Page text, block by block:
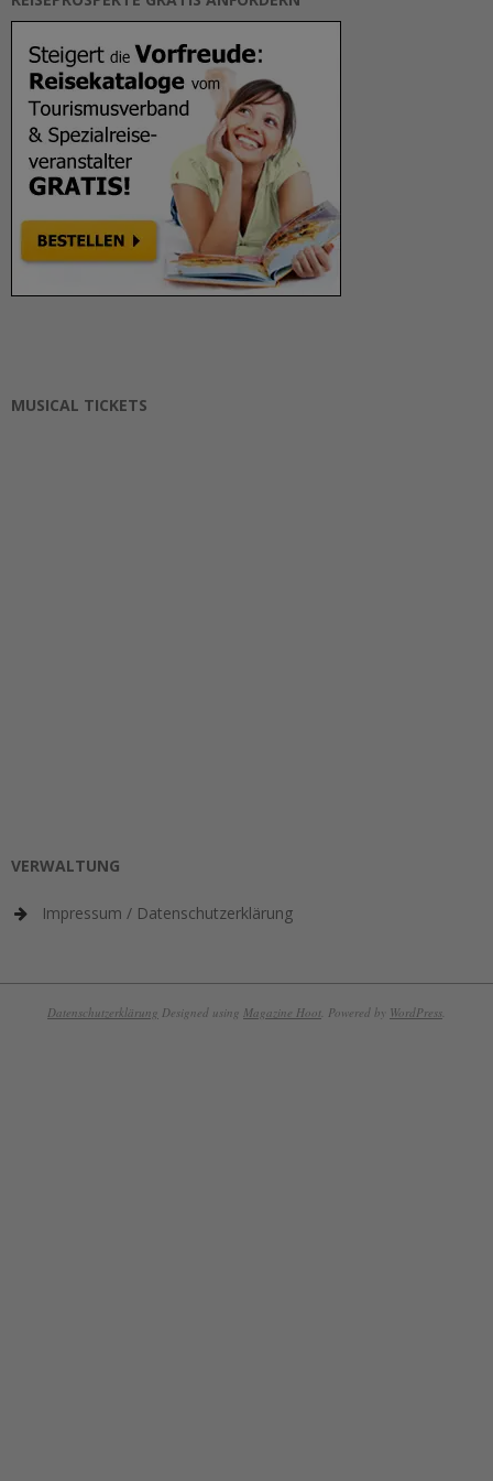
MUSICAL TICKETS
VERWALTUNG
Impressum / Datenschutzerklärung
Datenschutzerklärung Designed using Magazine Hoot . Powered by WordPress